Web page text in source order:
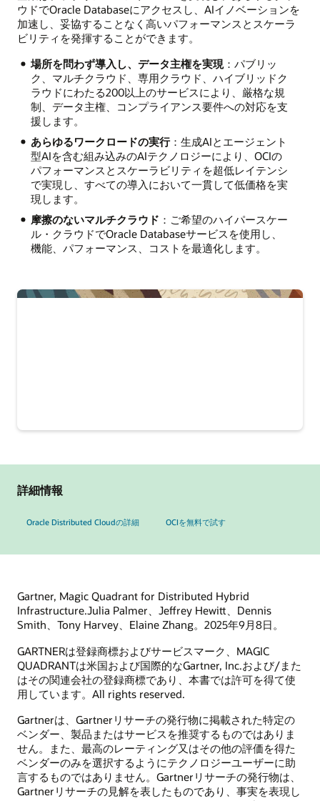
ウドでOracle Databaseにアクセスし、AIイノベーションを
加速し、妥協することなく高いパフォーマンスとスケーラ
ビリティを発揮することができます。
場所を問わず導入し、データ主権を実現：パブリッ
ク、マルチクラウド、専用クラウド、ハイブリッドク
ラウドにわたる200以上のサービスにより、厳格な規
制、データ主権、コンプライアンス要件への対応を支
援します。
あらゆるワークロードの実行：生成AIとエージェント
型AIを含む組み込みのAIテクノロジーにより、OCIの
パフォーマンスとスケーラビリティを超低レイテンシ
で実現し、すべての導入において一貫して低価格を実
現します。
摩擦のないマルチクラウド ：ご希望のハイパースケー
ル・クラウドでOracle Databaseサービスを使用し、
機能、パフォーマンス、コストを最適化します。
詳細情報
Oracle Distributed Cloudの詳細 OCIを無料で試す
Gartner, Magic Quadrant for Distributed Hybrid
Infrastructure.Julia Palmer、Jeffrey Hewitt、Dennis
Smith、Tony Harvey、Elaine Zhang。2025年9月8日。
GARTNERは登録商標およびサービスマーク、MAGIC
QUADRANTは米国および国際的なGartner, Inc.および/また
はその関連会社の登録商標であり、本書では許可を得て使
用しています。All rights reserved.
Gartnerは、Gartnerリサーチの発行物に掲載された特定の
ベンダー、製品またはサービスを推奨するものではありま
せん。また、最高のレーティング又はその他の評価を得た
ベンダーのみを選択するようにテクノロジーユーザーに助
言するものではありません。Gartnerリサーチの発行物は、
Gartnerリサーチの見解を表したものであり、事実を表現し